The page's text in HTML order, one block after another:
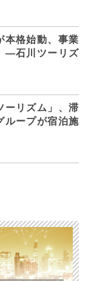
本格始動、事業
―石川ツーリズ
ーリズム」、滞
ループが宿泊施